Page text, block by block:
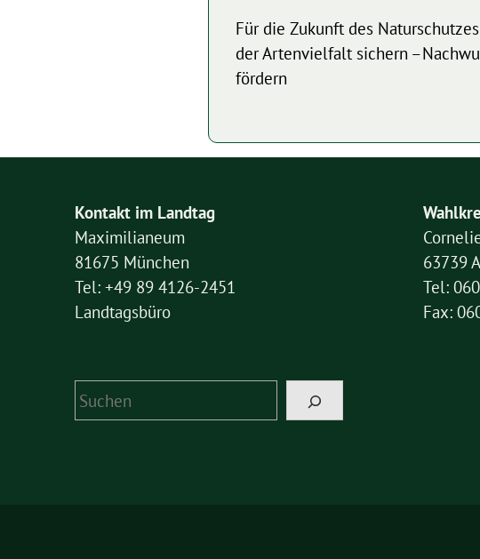
Für die Zukunft des
der Artenvielfalt sichern
fördern
Kontakt im Landtag
Maximilianeum
81675 München
Tel: +49 89 4126-2451
Landtagsbüro
63739
Tel:
Fax:
Suchen